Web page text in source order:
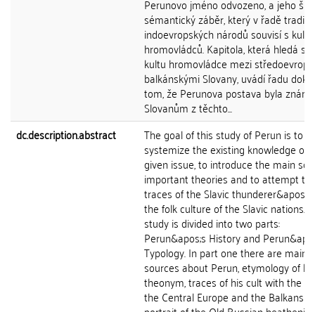
Perunovo jméno odvozeno, a jeho
sémantický záběr, který v řadě tradic
indoevropských národů souvisí s
hromovládců. Kapitola, která hledá
kultu hromovládce mezi
balkánskými Slovany, uvádí řadu
tom, že Perunova postava byla
Slovanům z těchto...
dc.description.abstract
The goal of this study of Perun is to
systemize the existing knowledge of
given issue, to introduce the main
important theories and to attempt to
traces of the Slavic
the folk culture of the Slavic nations.
study is divided into two parts:
Perun&apos;s History and
Typology. In part one there are main
sources about Perun, etymology of his
theonym, traces of his cult with the
the Central Europe and the Balkans